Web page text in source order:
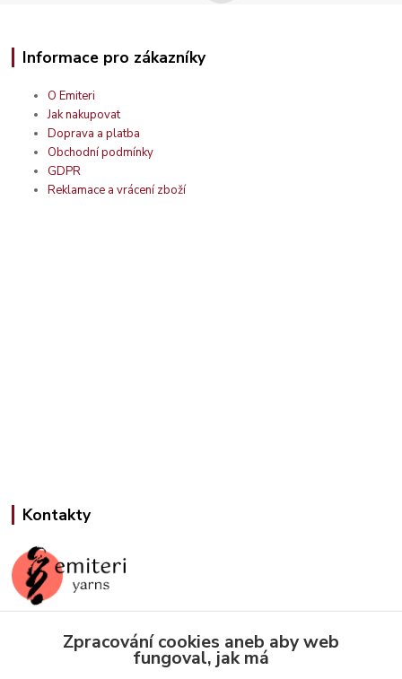
Informace pro zákazníky
O Emiteri
Jak nakupovat
Doprava a platba
Obchodní podmínky
GDPR
Reklamace a vrácení zboží
Kontakty
Jana Slámová
+420 608 507 824
Zpracování cookies aneb aby web
fungoval, jak má